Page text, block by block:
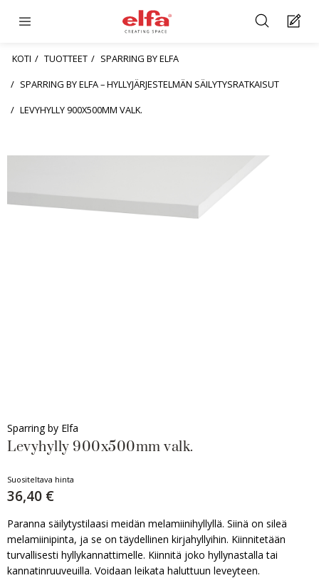
KOTI TUOTTEET
SPARRING BY ELFA
SPARRING BY ELFA – HYLLYJÄRJESTELMÄN SÄILYTYSRATKAISUT
LEVYHYLLY 900X500MM VALK.
Sparring by Elfa
Levyhylly 900x500mm valk.
Suositeltava hinta
36,40 €
Paranna säilytystilaasi meidän melamiinihyllyllä. Siinä on sileä
melamiinipinta, ja se on täydellinen kirjahyllyihin. Kiinnitetään
turvallisesti hyllykannattimelle. Kiinnitä joko hyllynastalla tai
kannatinruuveuilla. Voidaan leikata haluttuun leveyteen.